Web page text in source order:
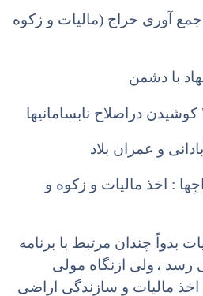
جمع آوری خراج (مالیات و زکوه
با دشمن
کوشیدن دراصلاح نابسامانیها
و عمران بلاد
: اخذ مالیات و زکوه و
بدواً چندان مرتبط با برنامه
رسد ، ولی ازنگاه مولی
اخذ مالیات و سازندگی اراضی